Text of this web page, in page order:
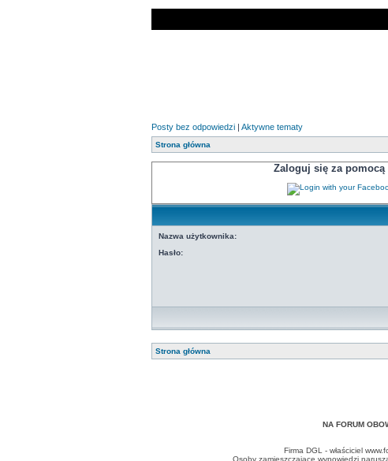
Posty bez odpowiedzi | Aktywne tematy
Strona główna
Zaloguj się za pomocą
Nazwa użytkownika:
Hasło:
Strona główna
NA FORUM
Firma DGL - właściciel
Osoby zamieszczające wypowiedzi